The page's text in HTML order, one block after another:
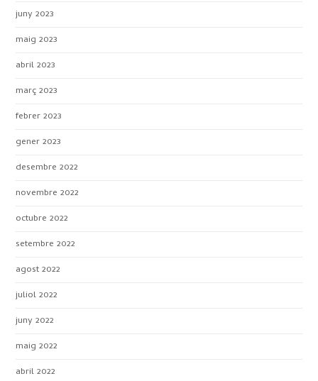
juny 2023
maig 2023
abril 2023
març 2023
febrer 2023
gener 2023
desembre 2022
novembre 2022
octubre 2022
setembre 2022
agost 2022
juliol 2022
juny 2022
maig 2022
abril 2022